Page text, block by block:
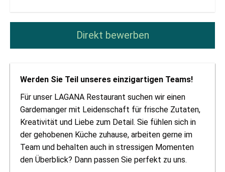
Direkt bewerben
Werden Sie Teil unseres einzigartigen Teams!
Für unser LAGANA Restaurant suchen wir einen
Gardemanger mit Leidenschaft für frische Zutaten,
Kreativität und Liebe zum Detail. Sie fühlen sich in
der gehobenen Küche zuhause, arbeiten gerne im
Team und behalten auch in stressigen Momenten
den Überblick? Dann passen Sie perfekt zu uns.